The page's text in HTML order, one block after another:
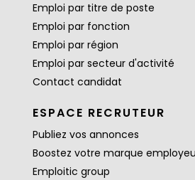
Emploi par titre de poste
Emploi par fonction
Emploi par région
Emploi par secteur d'activité
Contact candidat
ESPACE RECRUTEUR
Publiez vos annonces
Boostez votre marque
Emploitic group